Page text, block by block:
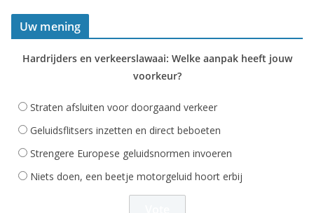
Uw mening
Hardrijders en verkeerslawaai: Welke aanpak heeft jouw
voorkeur?
Straten afsluiten voor doorgaand verkeer
Geluidsflitsers inzetten en direct beboeten
Strengere Europese geluidsnormen invoeren
Niets doen, een beetje motorgeluid hoort erbij